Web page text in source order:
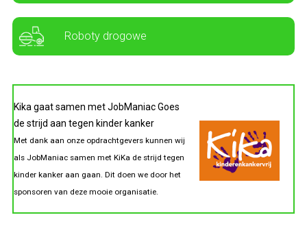
Roboty drogowe
Kika gaat samen met JobManiac Goes
de strijd aan tegen kinder kanker
Met dank aan onze opdrachtgevers kunnen wij
als JobManiac samen met KiKa de strijd tegen
kinder kanker aan gaan. Dit doen we door het
sponsoren van deze mooie organisatie.